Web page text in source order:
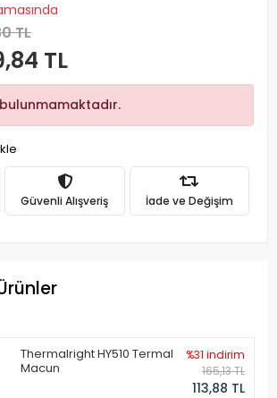
TL
TL
Güvenli Alışveriş İade ve Değişim
Thermalright HY510 Termal
Macun
%31 indirim
165,13 TL
113,88 TL